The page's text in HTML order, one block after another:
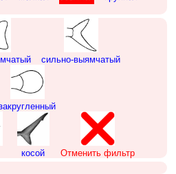
сильно-выямчатый
косой Отменить фильтр